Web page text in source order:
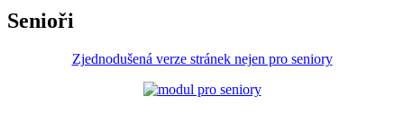
Senioři
Zjednodušená verze stránek nejen pro seniory